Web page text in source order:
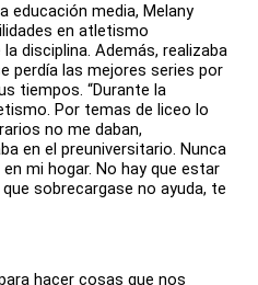
educación media, Melany
en atletismo
disciplina. Además, realizaba
perdía las mejores series por
tiempos. “Durante la
Por temas de liceo lo
no me daban,
en el preuniversitario. Nunca
mi hogar. No hay que estar
sobrecargase no ayuda, te
hacer cosas que nos